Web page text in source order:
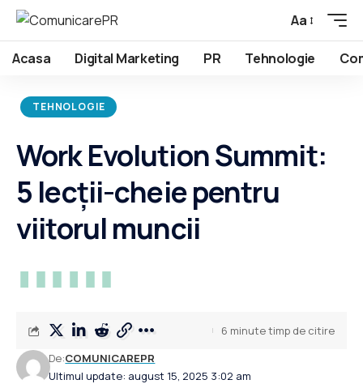
Aa
Acasa Digital Marketing PR Tehnologie
TEHNOLOGIE
Work Evolution Summit:
5 lecții-cheie pentru
viitorul muncii
Ultimul update: august 15, 2025 3:02 am
De:COMUNICAREPR
6 minute timp de citire